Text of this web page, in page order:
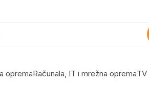
opremaRačunala, IT i mrežna opremaTV